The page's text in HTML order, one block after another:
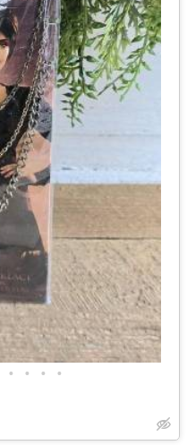
• • • •